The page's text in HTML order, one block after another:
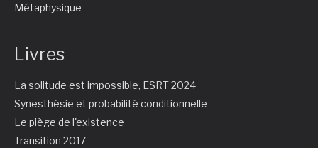
Métaphysique
Livres
La solitude est impossible, ESRT 2024
Synesthésie et probabilité conditionnelle
Le piège de l'existence
Transition 2017